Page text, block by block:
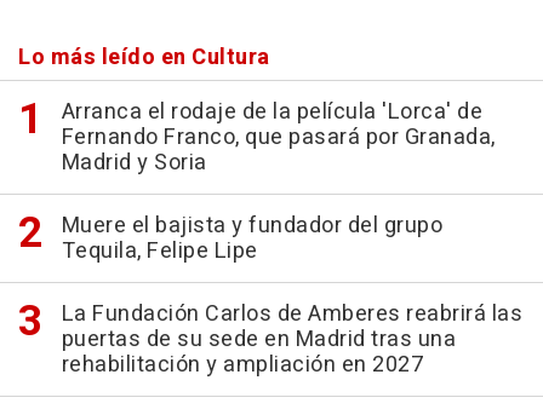
Lo más leído en Cultura
Arranca el rodaje de la película 'Lorca' de
Fernando Franco, que pasará por Granada,
Madrid y Soria
Muere el bajista y fundador del grupo
Tequila, Felipe Lipe
La Fundación Carlos de Amberes reabrirá las
puertas de su sede en Madrid tras una
rehabilitación y ampliación en 2027